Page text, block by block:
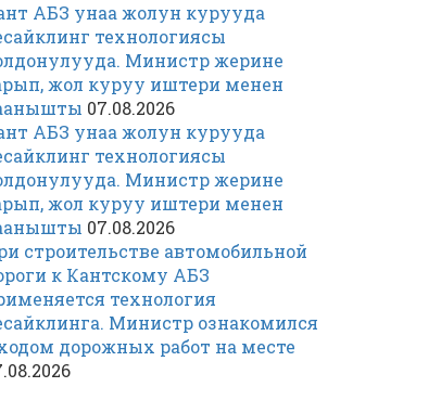
АБЗ унаа жолун курууда
технологиясы
Министр жерине
жол куруу иштери менен
07.08.2026
АБЗ унаа жолун курууда
технологиясы
Министр жерине
жол куруу иштери менен
07.08.2026
строительстве автомобильной
к Кантскому АБЗ
технология
Министр ознакомился
дорожных работ на месте